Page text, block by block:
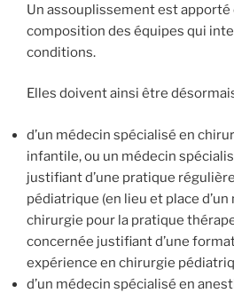
Un assouplissement est apporté
composition des équipes qui
conditions.
Elles doivent ainsi être
d’un médecin spécialisé en
infantile, ou un médecin
justifiant d’une pratique
pédiatrique (en lieu et place
chirurgie pour la pratique
concernée justifiant d’une
expérience en chirurgie
d’un médecin spécialisé en